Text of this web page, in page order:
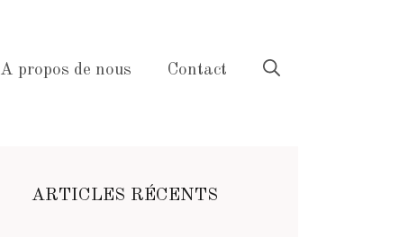
A propos de nous Contact
ARTICLES RÉCENTS